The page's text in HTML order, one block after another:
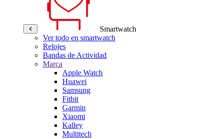
Smartwatch
Ver todo en smartwatch
Relojes
Bandas de Actividad
Marca
Apple Watch
Huawei
Samsung
Fitbit
Garmin
Xiaomi
Kalley
Multitech